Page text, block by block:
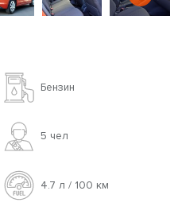
Бензин
5 чел
4.7 л / 100 км